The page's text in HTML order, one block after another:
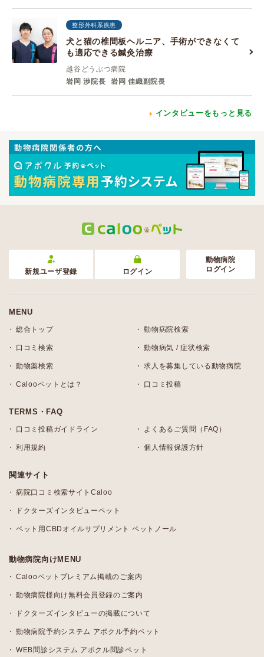
整形外科系疾患
犬と猫の椎間板ヘルニア、手術ができなくて
も適応できる鍼灸治療
越谷どうぶつ病院
岩岡 渉院長
岩岡 佳織副院長
インタビューをもっと見る
新規ユーザ登録 ログイン
動物病院
ログイン
MENU
総合トップ 動物病院検索
口コミ検索 動物病気 / 症状検索
動物薬検索 求人を募集している動物病院
Calooペットとは？ 口コミ投稿
TERMS・FAQ
口コミ投稿ガイドライン よくあるご質問（FAQ）
利用規約 個人情報保護方針
関連サイト
病院口コミ検索サイトCaloo
ドクターズインタビューペット
ペット用CBDオイルサプリメント ペットノール
動物病院向けMENU
Calooペットプレミアム掲載のご案内
動物病院様向け無料会員登録のご案内
ドクターズインタビューの掲載について
動物病院予約システム アポクル予約ペット
WEB問診システム アポクル問診ペット